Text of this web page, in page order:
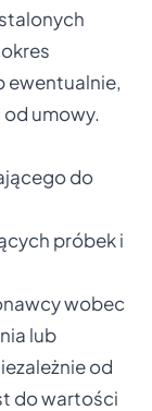
ewentualnie,
umowy.
do
próbek i
wobec
lub
od
do wartości